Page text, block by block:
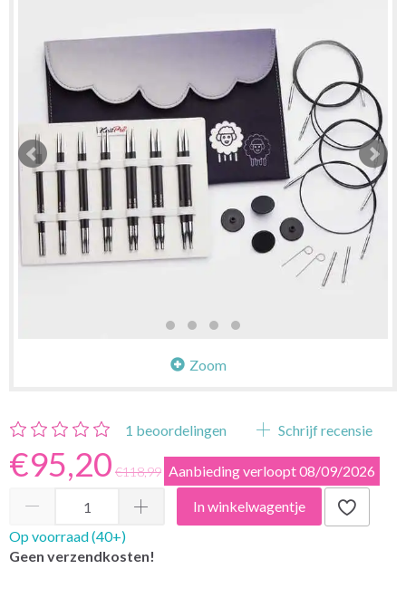
Zoom
1 beoordelingen Schrijf recensie
€95,20 €118,99 Aanbieding verloopt 08/09/2026
In winkelwagentje
Op voorraad (40+)
Geen verzendkosten!